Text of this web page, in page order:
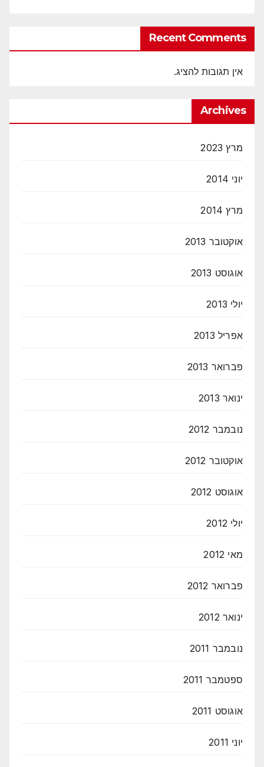
Recent Comments
אין תגובות להציג.
Archives
מרץ 2023
יוני 2014
מרץ 2014
אוקטובר 2013
אוגוסט 2013
יולי 2013
אפריל 2013
פברואר 2013
ינואר 2013
נובמבר 2012
אוקטובר 2012
אוגוסט 2012
יולי 2012
מאי 2012
פברואר 2012
ינואר 2012
נובמבר 2011
ספטמבר 2011
אוגוסט 2011
יוני 2011